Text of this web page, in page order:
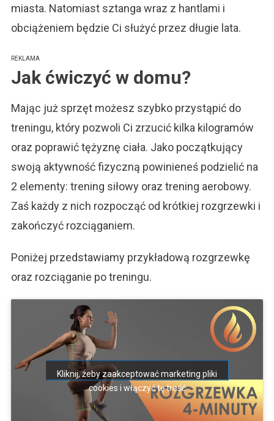
miasta. Natomiast sztanga wraz z hantlami i
obciążeniem będzie Ci służyć przez długie lata.
REKLAMA
Jak ćwiczyć w domu?
Mając już sprzęt możesz szybko przystąpić do
treningu, który pozwoli Ci zrzucić kilka kilogramów
oraz poprawić tężyznę ciała. Jako początkujący
swoją aktywność fizyczną powinieneś podzielić na
2 elementy: trening siłowy oraz trening aerobowy.
Zaś każdy z nich rozpocząć od krótkiej rozgrzewki i
zakończyć rozciąganiem.
Poniżej przedstawiamy przykładową rozgrzewkę
oraz rozciąganie po treningu.
Kliknij, żeby zaakceptować marketing pliki
cookies i włączyć tę treść